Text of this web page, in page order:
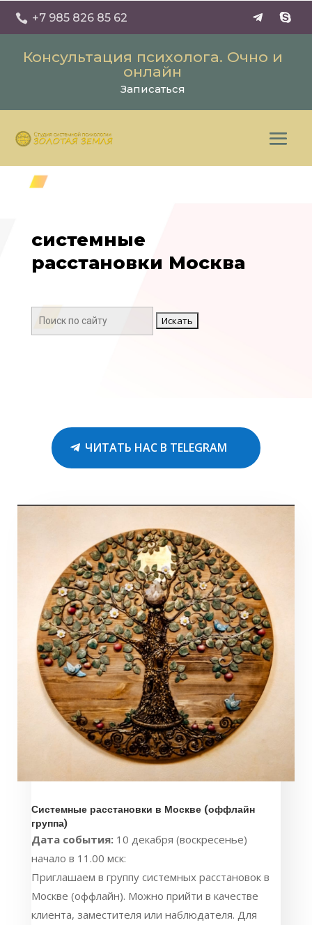
 +7 985 826 85 62
Консультация психолога. Очно и
онлайн
Записаться
системные
расстановки Москва
Поиск:
ЧИТАТЬ НАС В TELEGRAM
Системные расстановки в Москве (оффлайн
группа)
Дата события: 10 декабря (воскресенье)
начало в 11.00 мск:
Приглашаем в группу системных расстановок в
Москве (оффлайн). Можно прийти в качестве
клиента, заместителя или наблюдателя. Для